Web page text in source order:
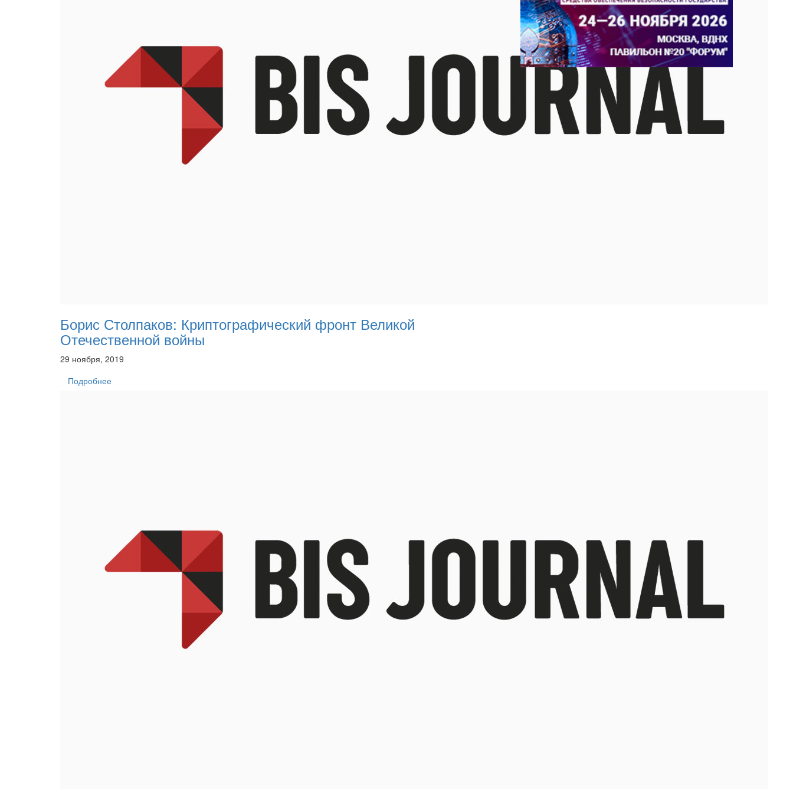
Борис Столпаков: Криптографический фронт Великой
Отечественной войны
29 ноября, 2019
Подробнее